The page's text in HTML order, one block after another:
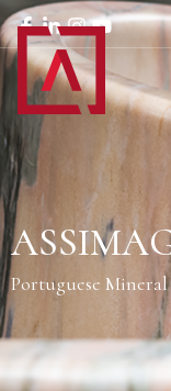
Portuguese Mineral